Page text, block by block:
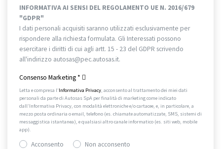
INFORMATIVA AI SENSI DEL REGOLAMENTO UE N. 2016/679
"GDPR"
I dati personali acquisiti saranno utilizzati esclusivamente per
rispondere alla richiesta formulata. Gli Interessati possono
esercitare i diritti di cui agli artt. 15 - 23 del GDPR scrivendo
all'indirizzo autosas@pec.autosas.it.
Consenso Marketing *
Letta e compresa l’Informativa Privacy, acconsento al trattamento dei miei dati
personali da parte di Autosas SpA per finalità di marketing come indicato
dall’Informativa Privacy, con modalità elettroniche e/o cartacee, e, in particolare, a
mezzo posta ordinaria o email, telefono (es. chiamate automatizzate, SMS, sistemi di
messaggistica istantanea), e qualsiasi altro canale informatico (es. siti web, mobile
app).
Acconsento Non acconsento